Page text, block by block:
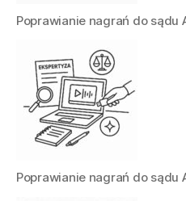
Poprawianie nagrań do sądu
Poprawianie nagrań do sądu